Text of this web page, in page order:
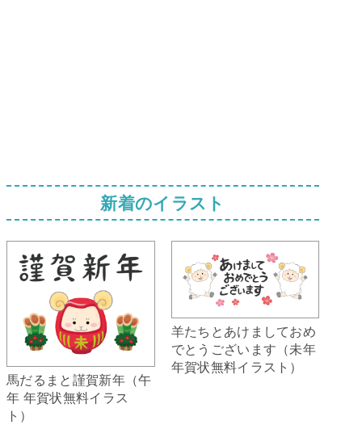
新着のイラスト
馬だるまと謹賀新年（午
年 年賀状無料イラス
ト）
羊たちとあけましておめ
でとうございます（未年
年賀状無料イラスト）